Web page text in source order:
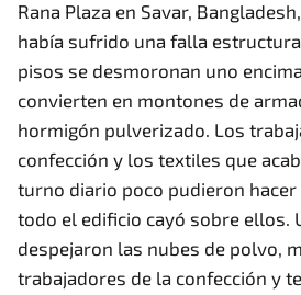
Rana Plaza en Savar,
había sufrido una falla
pisos se desmoronan uno
convierten en montones de
hormigón pulverizado. Los
confección y los textiles que
turno diario poco pudieron hacer
todo el edificio cayó sobre ellos.
despejaron las nubes de polvo,
trabajadores de la confección y